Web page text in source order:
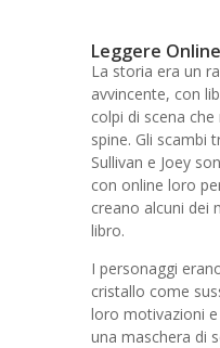
Leggere
La storia era un
avvincente, con
colpi di scena
spine. Gli scambi
Sullivan e Joey
con online loro
creano alcuni dei
libro.
I personaggi
cristallo come
loro motivazioni
una maschera di